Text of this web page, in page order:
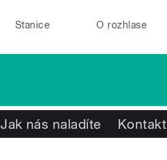
Stanice O rozhlase
Jak nás naladíte Kontakt